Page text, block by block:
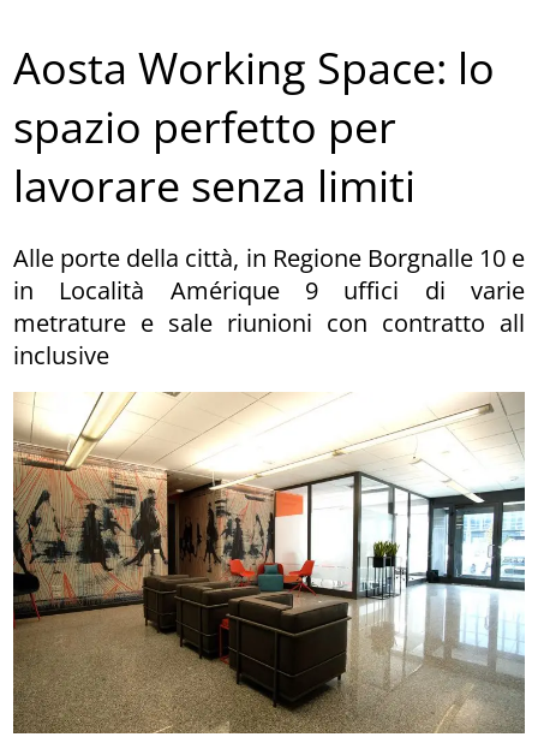
Aosta Working Space: lo
spazio perfetto per
lavorare senza limiti
Alle porte della città, in Regione Borgnalle 10 e
in Località Amérique 9 uffici di varie
metrature e sale riunioni con contratto all
inclusive